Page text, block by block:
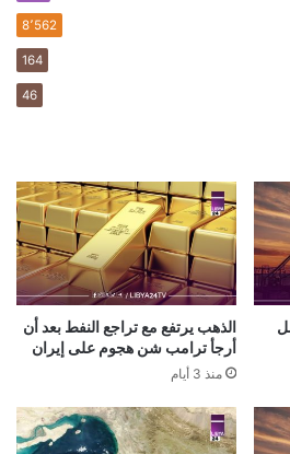
8٬562
164
46
الذهب يرتفع مع تراجع النفط بعد أن
أرجأ ترامب شن هجوم على إيران
منذ 3 أيام